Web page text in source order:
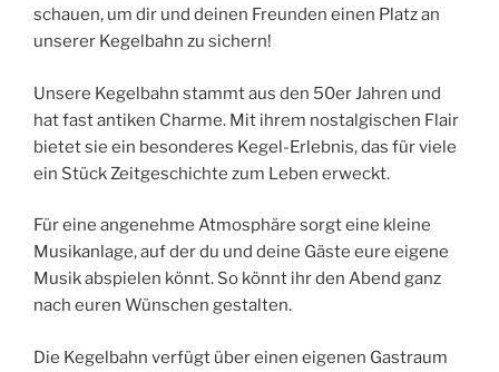
schauen, um dir und deinen Freunden einen Platz an
unserer Kegelbahn zu sichern!
Unsere Kegelbahn stammt aus den 50er Jahren und
hat fast antiken Charme. Mit ihrem nostalgischen Flair
bietet sie ein besonderes Kegel-Erlebnis, das für viele
ein Stück Zeitgeschichte zum Leben erweckt.
Für eine angenehme Atmosphäre sorgt eine kleine
Musikanlage, auf der du und deine Gäste eure eigene
Musik abspielen könnt. So könnt ihr den Abend ganz
nach euren Wünschen gestalten.
Die Kegelbahn verfügt über einen eigenen Gastraum